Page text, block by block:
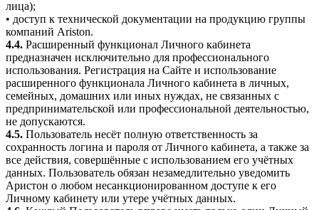
лица);
• доступ к технической документации на продукцию группы
компаний Ariston.
4.4. Расширенный функционал Личного кабинета
предназначен исключительно для профессионального
использования. Регистрация на Сайте и использование
расширенного функционала Личного кабинета в личных,
семейных, домашних или иных нуждах, не связанных с
предпринимательской или профессиональной деятельностью,
не допускаются.
4.5. Пользователь несёт полную ответственность за
сохранность логина и пароля от Личного кабинета, а также за
все действия, совершённые с использованием его учётных
данных. Пользователь обязан незамедлительно уведомить
Аристон о любом несанкционированном доступе к его
Личному кабинету или утере учётных данных.